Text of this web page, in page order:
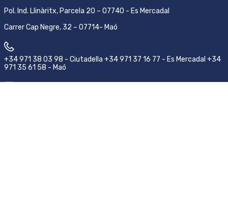
Pol. Ind. Llinàritx, Parcela 20 – 07740 - Es Mercadal
Carrer Cap Negre, 32 – 07714- Maó
+34 971 38 03 98 - Ciutadella +34 971 37 16 77 - Es Mercadal +34
971 35 61 58 - Maó